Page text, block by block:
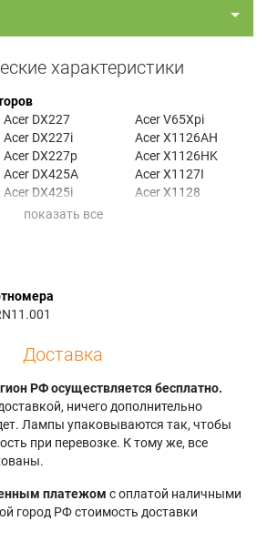
характеристики
Acer DX227
Acer DX227i
Acer DX227p
Acer DX425A
Acer DX425i
Acer DX427
Acer DX608i
Acer DX608n
Acer DX608pi
Acer EV-S57i
Acer EV-S77H
Acer EV-S77i
Acer EV-W57AH
Acer EV-W57i
Acer EV-W77i
Acer EV-X57AH
Acer V65Xpi
Acer X1126AH
Acer X1126HK
Acer X1127I
Acer X1128
Acer X1128PKi
Acer X1131
Acer X1131i
Acer X1131K
Acer X118HP
Acer X119
Доставка
РФ осуществляется бесплатно.
ничего дополнительно
Лампы упаковываются так, чтобы
при перевозке. К тому же, все
платежом с оплатой наличными
город РФ стоимость доставки